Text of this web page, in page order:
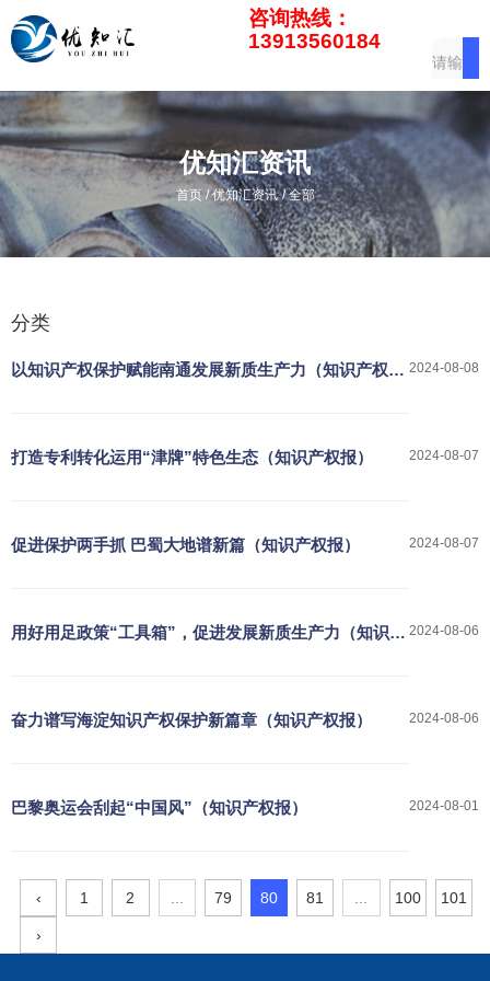
咨询热线：
13913560184
优知汇资讯
首页/优知汇资讯 /全部
分类
2024-08-08
以知识产权保护赋能南通发展新质生产力（知识产权
2024-08-07
打造专利转化运用“津牌”特色生态（知识产权报）
2024-08-07
促进保护两手抓 巴蜀大地谱新篇（知识产权报）
2024-08-06
用好用足政策“工具箱”，促进发展新质生产力（知识产
2024-08-06
奋力谱写海淀知识产权保护新篇章（知识产权报）
2024-08-01
巴黎奥运会刮起“中国风”（知识产权报）
‹ 1 2 79 80 81 100 101
›